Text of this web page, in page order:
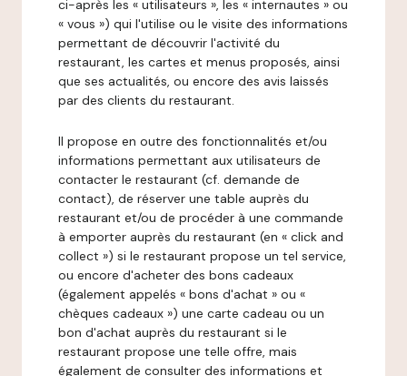
ci-après les « utilisateurs », les « internautes » ou
« vous ») qui l'utilise ou le visite des informations
permettant de découvrir l'activité du
restaurant, les cartes et menus proposés, ainsi
que ses actualités, ou encore des avis laissés
par des clients du restaurant.
Il propose en outre des fonctionnalités et/ou
informations permettant aux utilisateurs de
contacter le restaurant (cf. demande de
contact), de réserver une table auprès du
restaurant et/ou de procéder à une commande
à emporter auprès du restaurant (en « click and
collect ») si le restaurant propose un tel service,
ou encore d'acheter des bons cadeaux
(également appelés « bons d'achat » ou «
chèques cadeaux ») une carte cadeau ou un
bon d'achat auprès du restaurant si le
restaurant propose une telle offre, mais
également de consulter des informations et